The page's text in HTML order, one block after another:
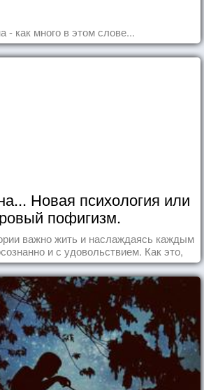
- как много в этом слове...
Новая психология или
пофигизм.
важно жить и наслаждаясь каждым
и с удовольствием. Как это,
на реальных примерах.